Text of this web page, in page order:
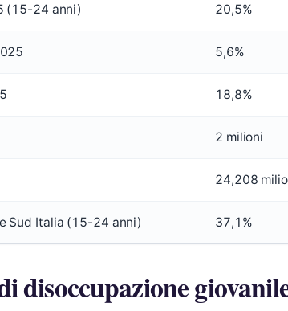
(15-24 anni) 20,5%
5,6%
18,8%
2 milioni
24,208
Sud Italia (15-24 anni) 37,1%
disoccupazione